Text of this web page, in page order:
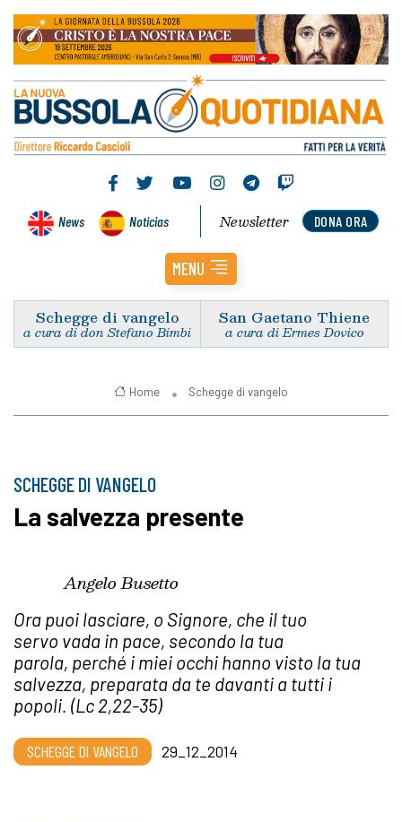
News Noticias DONA ORA
Newsletter
MENU
Schegge di vangelo
a cura di don Stefano Bimbi
San Gaetano Thiene
a cura di Ermes Dovico
Home Schegge di vangelo
SCHEGGE DI VANGELO
La salvezza presente
Angelo Busetto
Ora puoi lasciare, o Signore, che il tuo
servo vada in pace, secondo la tua
parola, perché i miei occhi hanno visto la tua
salvezza, preparata da te davanti a tutti i
popoli. (Lc 2,22-35)
SCHEGGE DI VANGELO 29_12_2014